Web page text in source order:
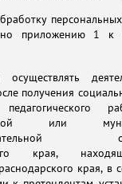
приложению 1 к
осуществлять
получения
или
края,
края, в